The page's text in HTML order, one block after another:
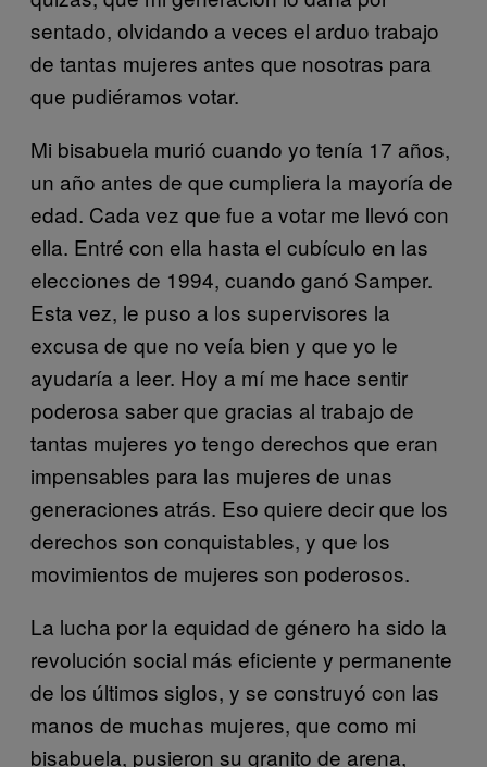
sentado, olvidando a veces el arduo trabajo
de tantas mujeres antes que nosotras para
que pudiéramos votar.
Mi bisabuela murió cuando yo tenía 17 años,
un año antes de que cumpliera la mayoría de
edad. Cada vez que fue a votar me llevó con
ella. Entré con ella hasta el cubículo en las
elecciones de 1994, cuando ganó Samper.
Esta vez, le puso a los supervisores la
excusa de que no veía bien y que yo le
ayudaría a leer. Hoy a mí me hace sentir
poderosa saber que gracias al trabajo de
tantas mujeres yo tengo derechos que eran
impensables para las mujeres de unas
generaciones atrás. Eso quiere decir que los
derechos son conquistables, y que los
movimientos de mujeres son poderosos.
La lucha por la equidad de género ha sido la
revolución social más eficiente y permanente
de los últimos siglos, y se construyó con las
manos de muchas mujeres, que como mi
bisabuela, pusieron su granito de arena,